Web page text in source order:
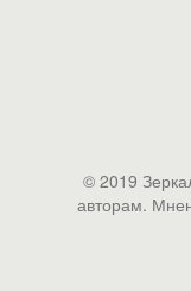
© 2019
авторам.